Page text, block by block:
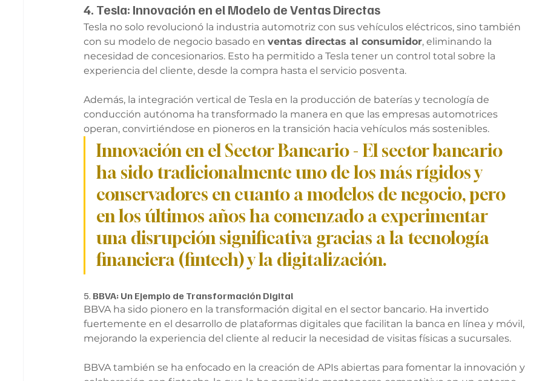
4. Tesla: Innovación en el Modelo de Ventas Directas
Tesla no solo revolucionó la industria automotriz con sus vehículos eléctricos, sino también
con su modelo de negocio basado en ventas directas al consumidor, eliminando la
necesidad de concesionarios. Esto ha permitido a Tesla tener un control total sobre la
experiencia del cliente, desde la compra hasta el servicio posventa.
Además, la integración vertical de Tesla en la producción de baterías y tecnología de
conducción autónoma ha transformado la manera en que las empresas automotrices
operan, convirtiéndose en pioneros en la transición hacia vehículos más sostenibles.
Innovación en el Sector Bancario - El sector bancario
ha sido tradicionalmente uno de los más rígidos y
conservadores en cuanto a modelos de negocio, pero
en los últimos años ha comenzado a experimentar
una disrupción significativa gracias a la tecnología
financiera (fintech) y la digitalización.
5. BBVA: Un Ejemplo de Transformación Digital
BBVA ha sido pionero en la transformación digital en el sector bancario. Ha invertido
fuertemente en el desarrollo de plataformas digitales que facilitan la banca en línea y móvil,
mejorando la experiencia del cliente al reducir la necesidad de visitas físicas a sucursales.
BBVA también se ha enfocado en la creación de APIs abiertas para fomentar la innovación y